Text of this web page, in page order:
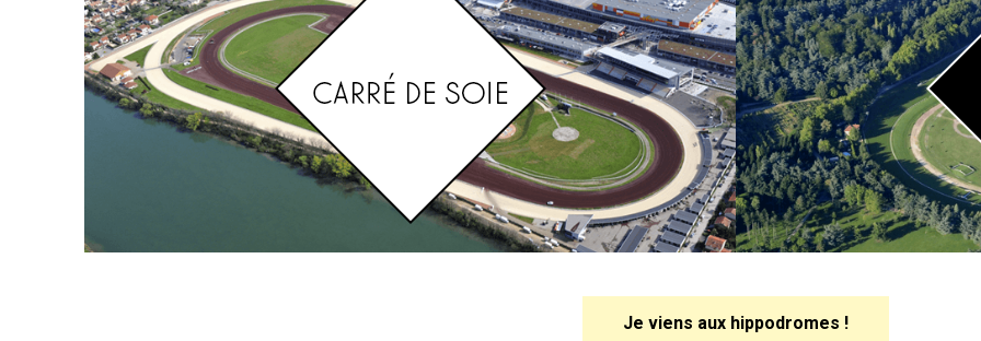
Je viens aux hippodromes !